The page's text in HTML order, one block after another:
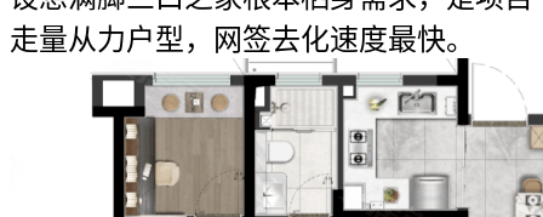
走量从力户型，网签去化速度最快。